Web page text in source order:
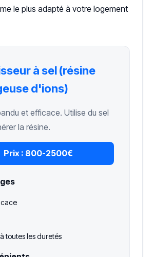
le plus adapté à votre logement
à sel (résine
d'ions)
et efficace. Utilise du sel
la résine.
Prix : 800-2500€
toutes les duretés